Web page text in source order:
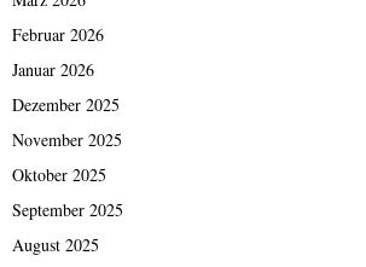
Februar 2026
Januar 2026
Dezember 2025
November 2025
Oktober 2025
September 2025
August 2025